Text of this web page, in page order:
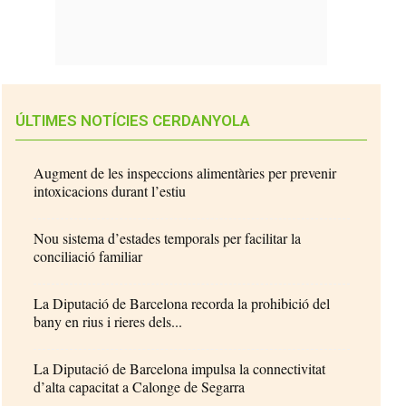
ÚLTIMES NOTÍCIES CERDANYOLA
Augment de les inspeccions alimentàries per prevenir
intoxicacions durant l’estiu
Nou sistema d’estades temporals per facilitar la
conciliació familiar
La Diputació de Barcelona recorda la prohibició del
bany en rius i rieres dels...
La Diputació de Barcelona impulsa la connectivitat
d’alta capacitat a Calonge de Segarra